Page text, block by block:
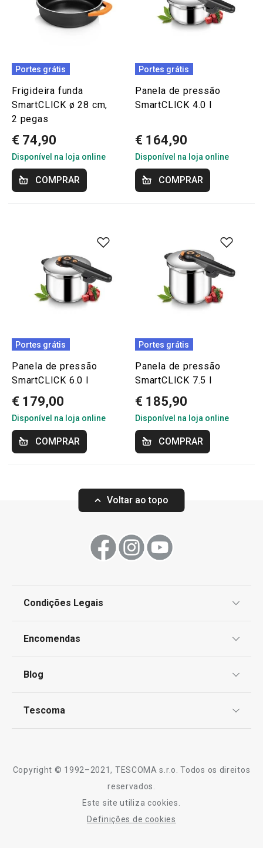
Portes grátis
Frigideira funda
SmartCLICK ø 28 cm,
2 pegas
€ 74,90
Disponível na loja online
COMPRAR
Portes grátis
Panela de pressão
SmartCLICK 4.0 l
€ 164,90
Disponível na loja online
COMPRAR
Portes grátis
Panela de pressão
SmartCLICK 6.0 l
€ 179,00
Disponível na loja online
COMPRAR
Portes grátis
Panela de pressão
SmartCLICK 7.5 l
€ 185,90
Disponível na loja online
COMPRAR
Voltar ao topo
Condições Legais
Livro de Reclamações
Encomendas
Perguntas Frequentes
Blog
Tescoma
Copyright © 1992–2021, TESCOMA s.r.o. Todos os direitos
reservados.
Este site utiliza cookies.
Definições de cookies